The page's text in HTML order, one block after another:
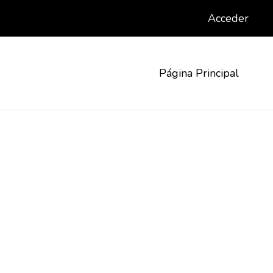
Acceder
Página Principal